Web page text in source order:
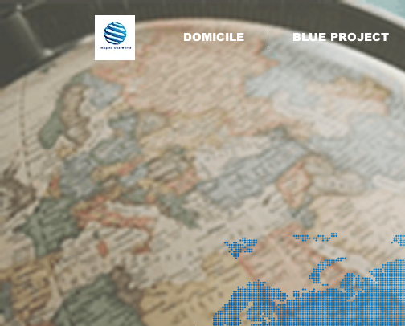
DOMICILE BLUE PROJECT